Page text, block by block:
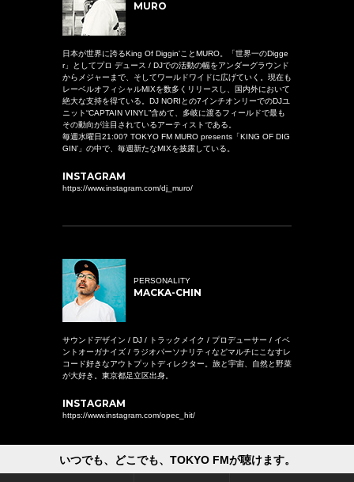
MURO
日本が世界に誇るKing Of Diggin'ことMURO。「世界一のDigge
r」としてプロ デュース / DJでの活動の幅をアンダーグラウンド
からメジャーまで、そしてワールドワイドに広げていく。現在も
レーベルオフィシャルMIXを数多くリリースし、国内外において
絶大な支持を得ている。DJ NORIとの7インチオンリーでのDJユ
ニット“CAPTAIN VINYL”含めて、多岐に渡るフィールドで最も
その動向が注目されているアーティストである。
毎週水曜日21:00? TOKYO FM MURO presents「KING OF DIG
GIN’」の中で、毎週新たなMIXを披露している。
INSTAGRAM
https://www.instagram.com/dj_muro/
PERSONALITY
MACKA-CHIN
サウンドデザイン / DJ / トラックメイク / プロデューサー / イベ
ントオーガナイズ / ラジオパーソナリティなどマルチにこなすレ
コード好きなアウトプットディレクター。旅と宇宙、自然と野菜
が大好き。東京都足立区出身。
INSTAGRAM
https://www.instagram.com/opec_hit/
いつでも、どこでも、TOKYO FMが聴けます。